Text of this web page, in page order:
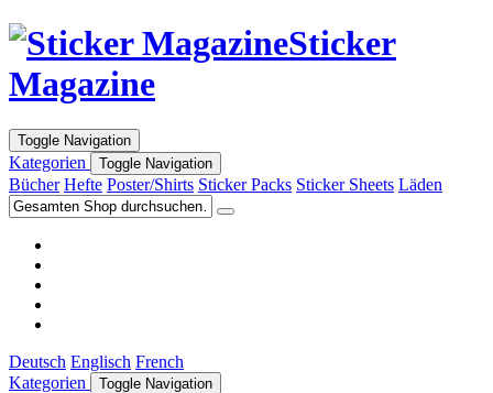
Sticker
Magazine
Toggle Navigation
Kategorien Toggle Navigation
Bücher Hefte Poster/Shirts Sticker Packs Sticker Sheets Läden
Deutsch Englisch French
Kategorien
Toggle Navigation